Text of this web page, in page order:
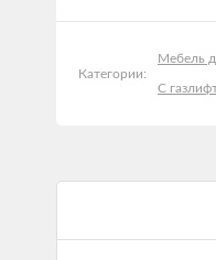
Категории:
Мебель
С